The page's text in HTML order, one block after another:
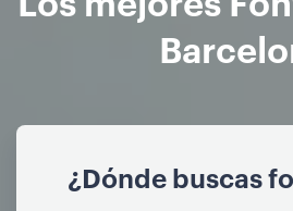
¿Dónde buscas